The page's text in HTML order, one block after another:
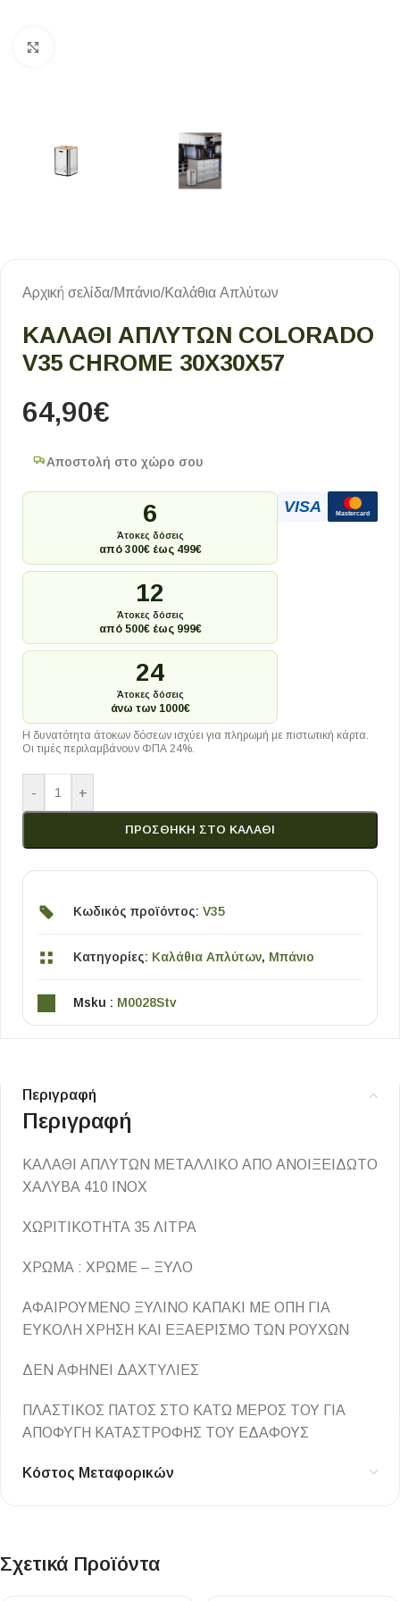
Αρχική σελίδα/Μπάνιο/Καλάθια Απλύτων
ΚΑΛΑΘΙ ΑΠΛΥΤΩΝ COLORADO
V35 CHROME 30Χ30Χ57
64,90€
Αποστολή στο χώρο σου
6
Άτοκες δόσεις
από 300€ έως 499€
12
Άτοκες δόσεις
από 500€ έως 999€
24
Άτοκες δόσεις
άνω των 1000€
VISA Mastercard
Η δυνατότητα άτοκων δόσεων ισχύει για πληρωμή με πιστωτική κάρτα.
Οι τιμές περιλαμβάνουν ΦΠΑ 24%.
- +
ΠΡΟΣΘΉΚΗ ΣΤΟ ΚΑΛΆΘΙ
Κωδικός προϊόντος: V35
Κατηγορίες: Καλάθια Απλύτων, Μπάνιο
Msku : M0028Stv
Περιγραφή
Περιγραφή
ΚΑΛΑΘΙ ΑΠΛΥΤΩΝ ΜΕΤΑΛΛΙΚΟ ΑΠΟ ΑΝΟΙΞΕΙΔΩΤΟ
ΧΑΛΥΒΑ 410 ΙΝΟΧ
ΧΩΡΙΤΙΚΟΤΗΤΑ 35 ΛΙΤΡΑ
ΧΡΩΜΑ : ΧΡΩΜΕ – ΞΥΛΟ
ΑΦΑΙΡΟΥΜΕΝΟ ΞΥΛΙΝΟ ΚΑΠΑΚΙ ΜΕ ΟΠΗ ΓΙΑ
ΕΥΚΟΛΗ ΧΡΗΣΗ ΚΑΙ ΕΞΑΕΡΙΣΜΟ ΤΩΝ ΡΟΥΧΩΝ
ΔΕΝ ΑΦΗΝΕΙ ΔΑΧΤΥΛΙΕΣ
ΠΛΑΣΤΙΚΟΣ ΠΑΤΟΣ ΣΤΟ ΚΑΤΩ ΜΕΡΟΣ ΤΟΥ ΓΙΑ
ΑΠΟΦΥΓΗ ΚΑΤΑΣΤΡΟΦΗΣ ΤΟΥ ΕΔΑΦΟΥΣ
Κόστος Μεταφορικών
Σχετικά Προϊόντα